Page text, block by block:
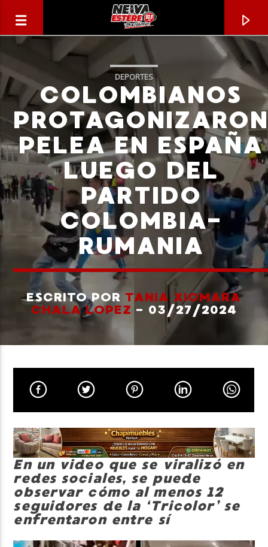
CANCIÓN ACTUAL
TÍTULO
ARTISTA
DEPORTES
COLOMBIANOS
PELEA EN ESPAÑA
LUEGO DEL
PARTIDO
COLOMBIA-
RUMANIA
ESCRITO POR TANIA XIOMARA
CHALA LOPEZ - 03/27/2024
En un video que se viralizó en
redes sociales, se puede
observar cómo al menos 12
seguidores de la ‘Tricolor’ se
enfrentaron entre sí